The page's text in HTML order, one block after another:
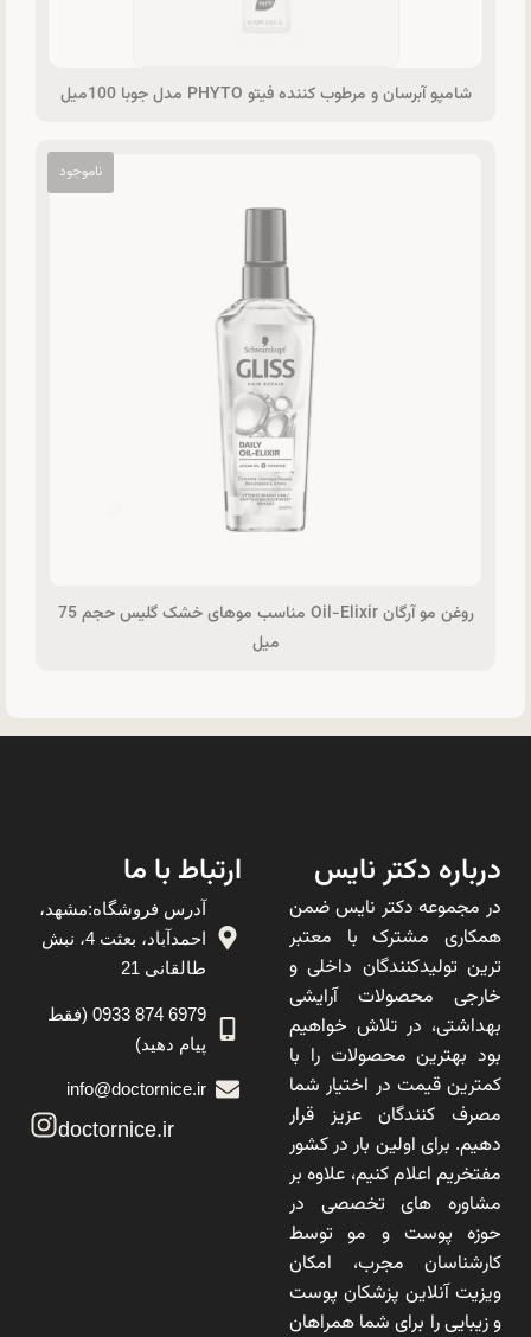
شامپو آبرسان و مرطوب کننده فیتو PHYTO مدل جوبا 100میل
روغن مو آرگان Oil-Elixir مناسب موهای خشک گلیس حجم 75
میل
درباره دکتر نایس
در مجموعه دکتر نایس ضمن
همکاری مشترک با معتبر
ترین تولیدکنندگان داخلی و
خارجی محصولات آرایشی
بهداشتی، در تلاش خواهیم
بود بهترین محصولات را با
کمترین قیمت در اختیار شما
مصرف کنندگان عزیز قرار
دهیم. برای اولین بار در کشور
مفتخریم اعلام کنیم، علاوه بر
مشاوره های تخصصی در
حوزه پوست و مو توسط
کارشناسان مجرب، امکان
ویزیت آنلاین پزشکان پوست
و زیبایی را برای شما همراهان
ارتباط با ما
آدرس فروشگاه:مشهد،
احمدآباد، بعثت 4، نبش
طالقانی 21
6979 874 0933 (فقط
پیام دهید)
info@doctornice.ir
doctornice.ir